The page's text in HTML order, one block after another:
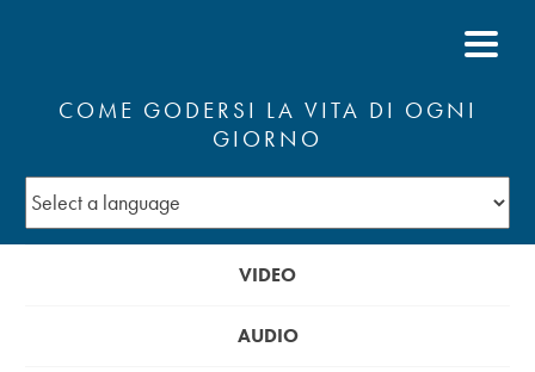
COME GODERSI LA VITA DI OGNI
GIORNO
VIDEO
AUDIO